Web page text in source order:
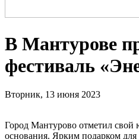
В Мантурове
фестиваль
Вторник, 13 июня 2023
Город Мантурово отметил свой
основания. Ярким подарком